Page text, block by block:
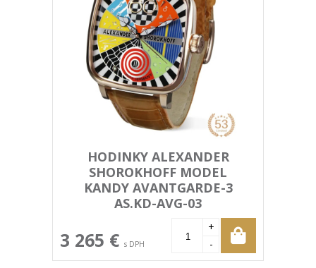
HODINKY ALEXANDER
SHOROKHOFF MODEL
KANDY AVANTGARDE-3
AS.KD-AVG-03
3 265 € s DPH -
+